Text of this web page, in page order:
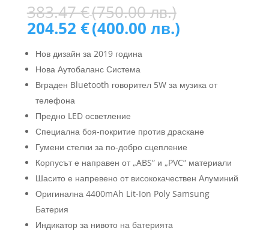
базирано
на
потребителс
383.47€(750.00 лв.)
лв.).
204.52 €(400.00 лв.)Текущата
(400.00
лв.).
Нов дизайн за 2019 година
Нова Аутобаланс Система
Вграден Bluetooth говорител 5W за музика от
телефона
Предно LED осветление
Специална боя-покритие против драскане
Гумени стелки за по-добро сцепление
Корпусът е направен от „ABS“ и „PVC“ материали
Шасито е напревено от висококачествен Алуминий
Оригинална 4400mAh Lit-Ion Poly Samsung
Батерия
Индикатор за нивото на батерията